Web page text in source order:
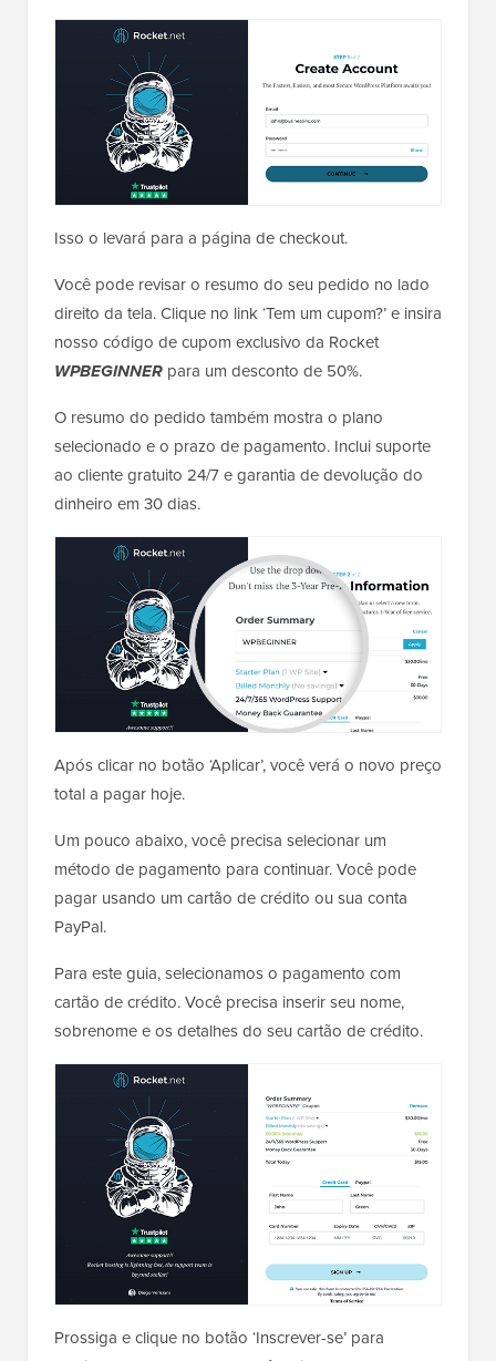
Isso o levará para a página de checkout.
Você pode revisar o resumo do seu pedido no lado
direito da tela. Clique no link ‘Tem um cupom?’ e insira
nosso código de cupom exclusivo da Rocket
WPBEGINNER para um desconto de 50%.
O resumo do pedido também mostra o plano
selecionado e o prazo de pagamento. Inclui suporte
ao cliente gratuito 24/7 e garantia de devolução do
dinheiro em 30 dias.
Após clicar no botão ‘Aplicar’, você verá o novo preço
total a pagar hoje.
Um pouco abaixo, você precisa selecionar um
método de pagamento para continuar. Você pode
pagar usando um cartão de crédito ou sua conta
PayPal.
Para este guia, selecionamos o pagamento com
cartão de crédito. Você precisa inserir seu nome,
sobrenome e os detalhes do seu cartão de crédito.
Prossiga e clique no botão ‘Inscrever-se’ para